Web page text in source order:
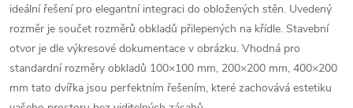
ideální řešení pro elegantní integraci do obložených stěn. Uvedený
rozměr je součet rozměrů obkladů přilepených na křídle. Stavební
otvor je dle výkresové dokumentace v obrázku. Vhodná pro
standardní rozměry obkladů 100×100 mm, 200×200 mm, 400×200
mm tato dvířka jsou perfektním řešením, které zachovává estetiku